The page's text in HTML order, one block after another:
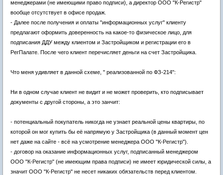
менеджерами (не имеющими право подписи), а директор ООО "К-Регистр"
вообще отсутствует в офисе продаж.
- Далее после получения и оплаты "информационных услуг" клиенту
предлагают оформить доверенность на какое-то физическое лицо, для
подписания ДДУ между клиентом и Застройщиком и регистрации его в
РегПалате. После чего клиент перечисляет деньги на счет Застройщика.
Что меня удивляет в данной схеме, " реализованной по ФЗ-214":
Ни в одном случае клиент не видит и не может проверить, кто подписывает
документы с другой стороны, а это занчит:
- потенциальный покупатель никогда не узнает реальной цены квартиры, по
которой он мог купить бы её напрямую у Застройщика (в данный момент цен
нет даже на сайте - всё на усмотрение менеджера ООО "К-Регистр").
- договор на оказание информационных услуг, подписанный менеджером
ООО "К-Регистр" (не имеющим права подписи) не имеет юридической силы, а
значит ООО "К-Регистр" не несет никаких обязательств перед клиентом.